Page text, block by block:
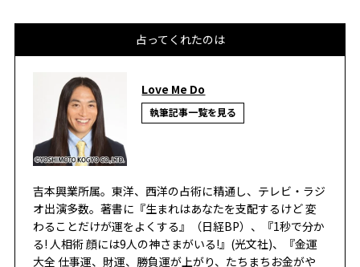
占ってくれたのは
Love Me Do
執筆記事一覧を見る
吉本興業所属。東洋、西洋の占術に精通し、テレビ・ラジ
オ出演多数。著書に『生まれはあなたを支配するけど 変
わることだけが運をよくする』（日経BP）、『1秒で分か
る! 人相術 顔には9人の神さまがいる!』(光文社)、『金運
大全 仕事運、財運、勝負運が上がり、たちまちお金がや